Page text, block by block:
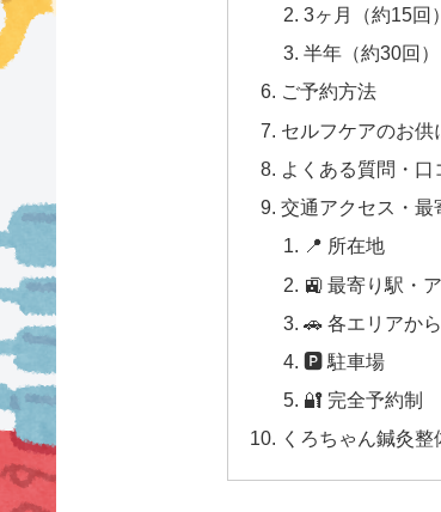
3ヶ月（約15回
半年（約30回
ご予約方法
セルフケアのお供
よくある質問・口
交通アクセス・最
📍 所在地
🚉 最寄り駅・
🚗 各エリアか
🅿 駐車場
🔐 完全予約制
くろちゃん鍼灸整